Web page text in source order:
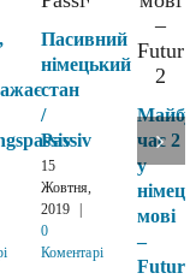
Пасивний
німецький
стан
/
Passiv
15
Жовтня,
2019
0
Коментарі
час 2
у
мові
–
Futur